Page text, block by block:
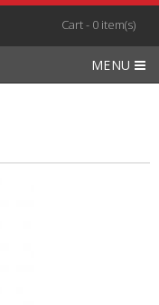
Cart - 0 item(s)
MENU